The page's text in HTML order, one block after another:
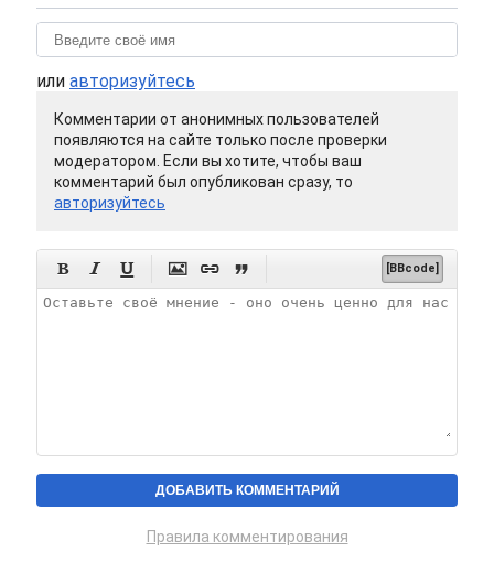
или авторизуйтесь
Комментарии от анонимных пользователей
появляются на сайте только после проверки
модератором. Если вы хотите, чтобы ваш
комментарий был опубликован сразу, то
авторизуйтесь
      [BBcode]
Правила комментирования